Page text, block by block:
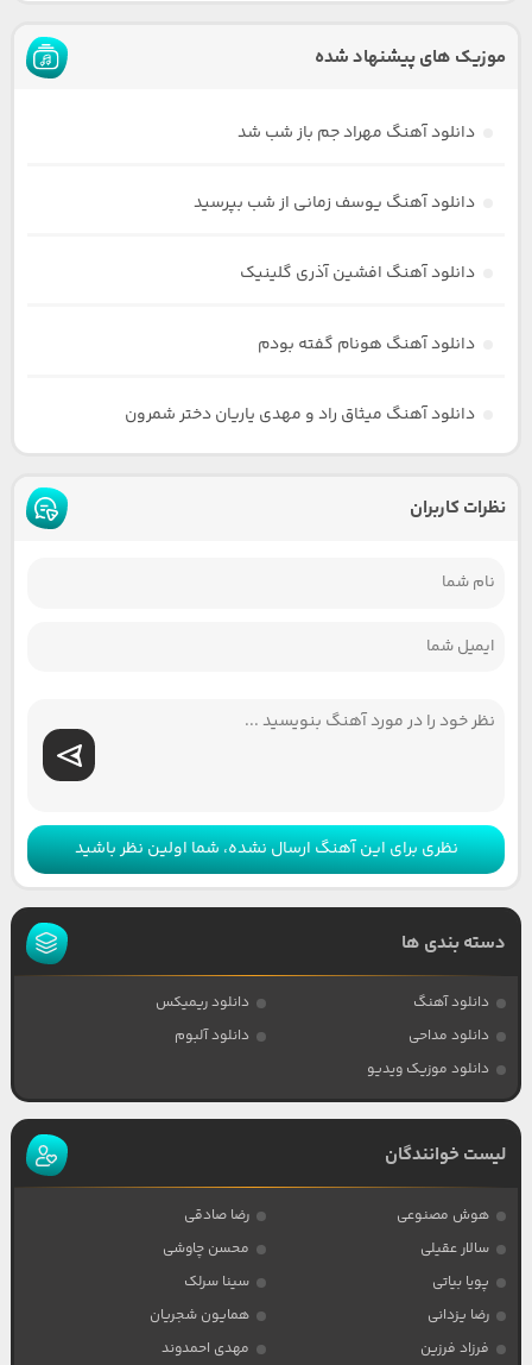
موزیک های پیشنهاد شده
دانلود آهنگ مهراد جم باز شب شد
دانلود آهنگ یوسف زمانی از شب بپرسید
دانلود آهنگ افشین آذری گلینیک
دانلود آهنگ هونام گفته بودم
دانلود آهنگ میثاق راد و مهدی یاریان دختر شمرون
نظرات کاربران
نظری برای این آهنگ ارسال نشده، شما اولین نظر باشید
دسته بندی ها
دانلود آهنگ
دانلود ریمیکس
دانلود مداحی
دانلود آلبوم
دانلود موزیک ویدیو
لیست خوانندگان
هوش مصنوعی
رضا صادقی
سالار عقیلی
محسن چاوشی
پویا بیاتی
سینا سرلک
رضا یزدانی
همایون شجریان
فرزاد فرزین
مهدی احمدوند